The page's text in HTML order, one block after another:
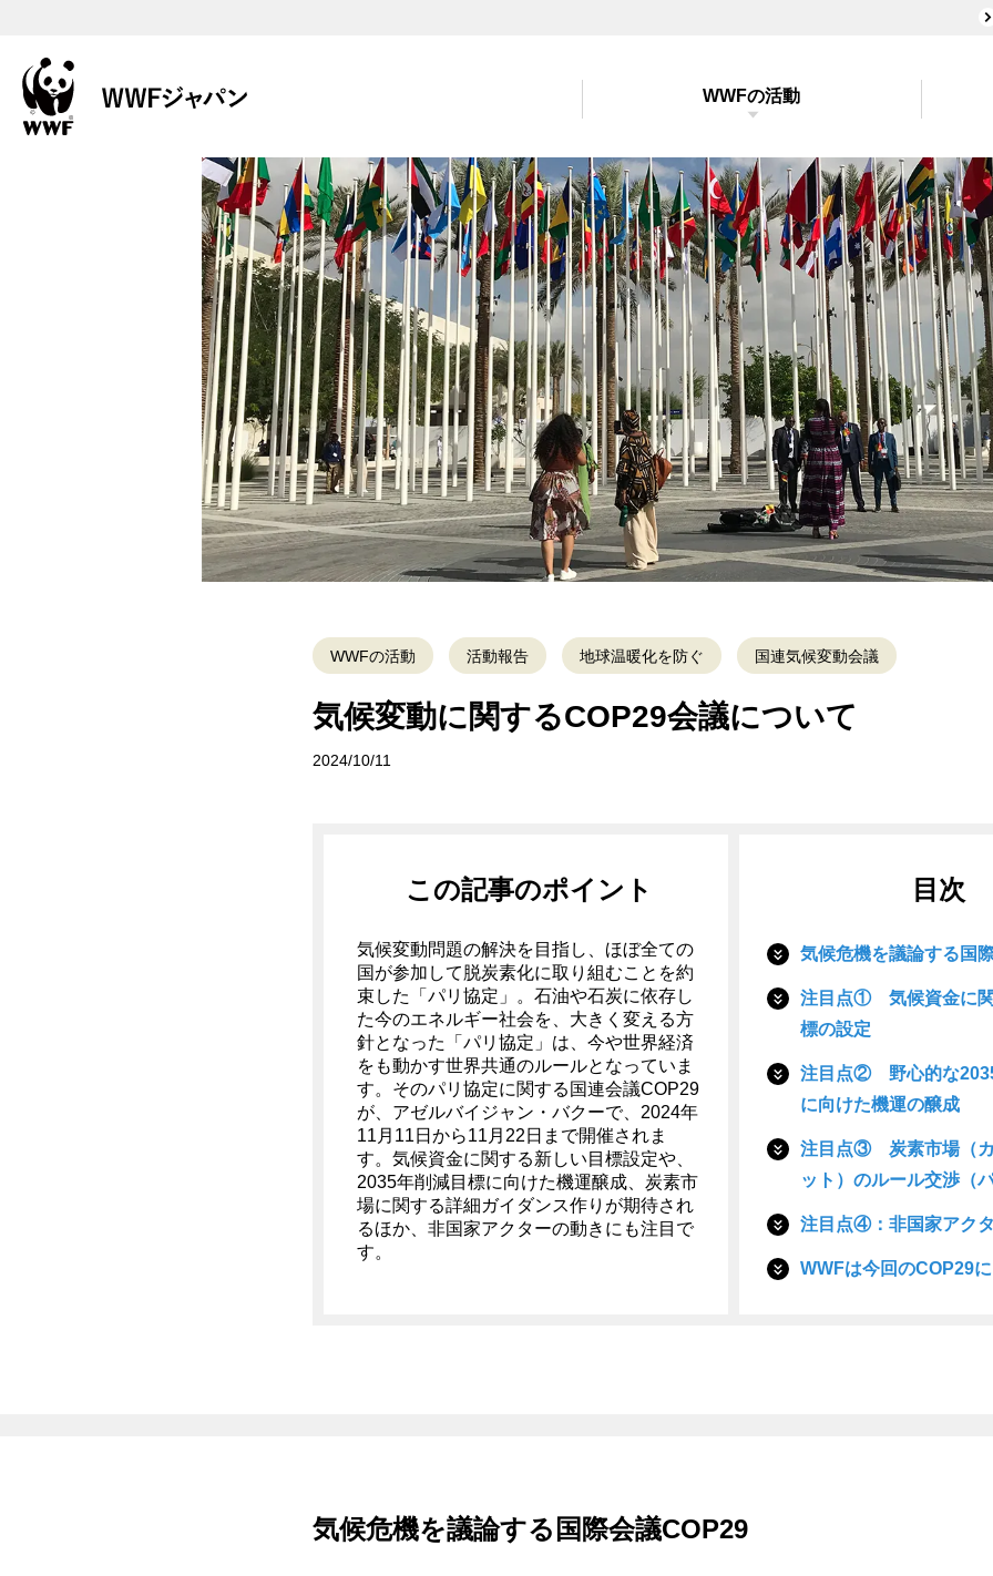
WWFの活動
WWFの活動 活動報告 地球温暖化を防ぐ 国連気候変動会議
気候変動に関するCOP29会議について
2024/10/11
この記事のポイント
気候変動問題の解決を目指し、ほぼ全ての
国が参加して脱炭素化に取り組むことを約
束した「パリ協定」。石油や石炭に依存し
た今のエネルギー社会を、大きく変える方
針となった「パリ協定」は、今や世界経済
をも動かす世界共通のルールとなっていま
す。そのパリ協定に関する国連会議COP29
が、アゼルバイジャン・バクーで、2024年
11月11日から11月22日まで開催されま
す。気候資金に関する新しい目標設定や、
2035年削減目標に向けた機運醸成、炭素市
場に関する詳細ガイダンス作りが期待され
るほか、非国家アクターの動きにも注目で
す。
目次
気候危機を議論する国
注目点① 気候資金に関
標の設定
注目点② 野心的な
に向けた機運の醸成
注目点③ 炭素市場（カ
ット）のルール交渉（
注目点④：非国家アク
WWFは今回のCOP29
気候危機を議論する国際会議COP29